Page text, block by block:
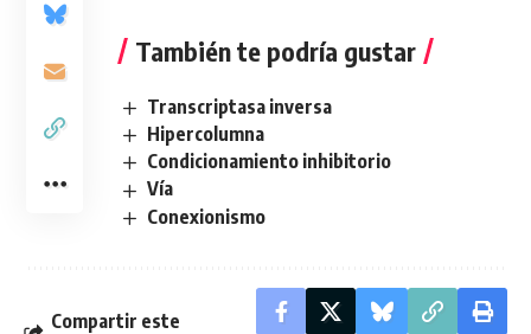
También te podría gustar
Transcriptasa inversa
Hipercolumna
Condicionamiento inhibitorio
Vía
Conexionismo
Compartir este